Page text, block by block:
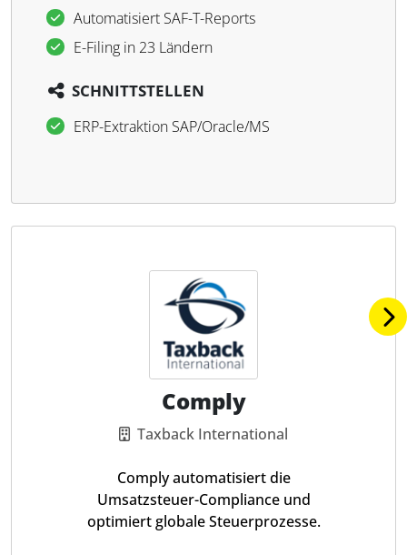
Automatisiert SAF-T-Reports
E-Filing in 23 Ländern
SCHNITTSTELLEN
ERP-Extraktion SAP/Oracle/MS
Comply
Taxback International
Comply automatisiert die
Umsatzsteuer-Compliance und
optimiert globale Steuerprozesse.